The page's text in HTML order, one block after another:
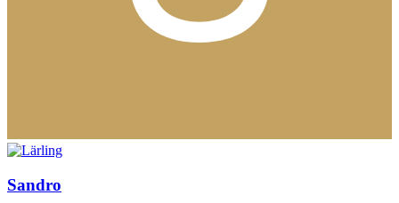
Sandro